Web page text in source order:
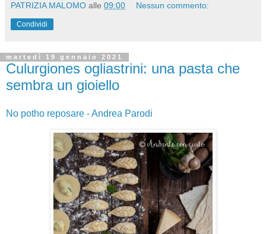
PATRIZIA MALOMO alle 09:00 Nessun commento:
Condividi
martedì 19 gennaio 2021
Culurgiones ogliastrini: una pasta che
sembra un gioiello
No potho reposare - Andrea Parodi